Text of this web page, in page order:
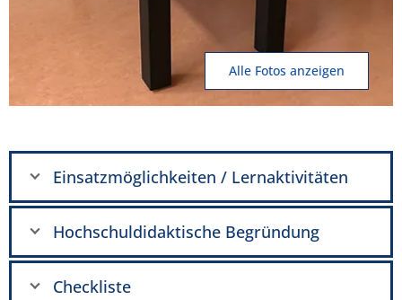
Alle Fotos anzeigen
Einsatzmöglichkeiten / Lernaktivitäten
Hochschuldidaktische Begründung
Checkliste